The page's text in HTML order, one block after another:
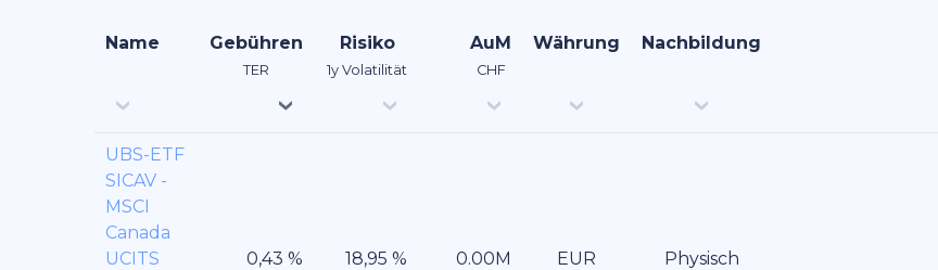
Name Gebühren
TER
Risiko
1y Volatilität
AuM
CHF
Währung Nachbildung
UBS-ETF
SICAV -
MSCI
Canada
UCITS
EUR Physisch